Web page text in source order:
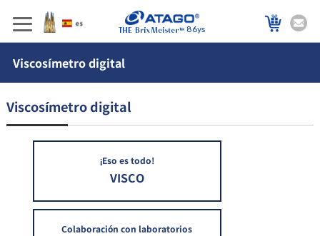
86ys
Viscosímetro digital
Viscosímetro digital
¡Eso es todo!
VISCO
Colaboración con laboratorios